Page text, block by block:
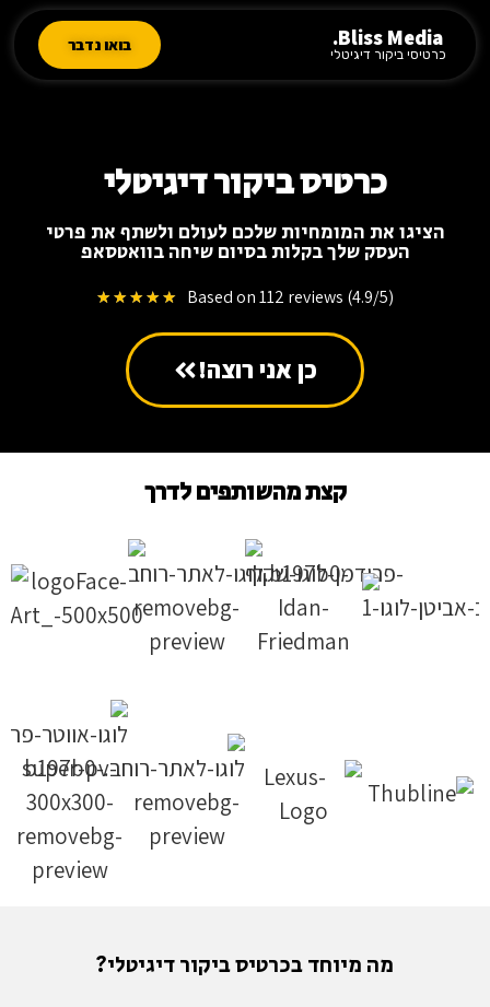
Bliss Media.
כרטיסי ביקור דיגיטלי
בואו נדבר
כרטיס ביקור דיגיטלי
הציגו את המומחיות שלכם לעולם ולשתף את פרטי
העסק שלך בקלות בסיום שיחה בוואטסאפ
Based on 112 reviews (4.9/5)
★
★
★
★
★
כן אני רוצה!
קצת מהשותפים לדרך
מה מיוחד בכרטיס ביקור דיגיטלי?